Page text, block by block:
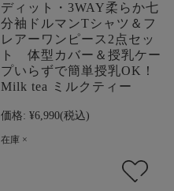
ディット・3WAY柔らか七
分袖ドルマンTシャツ＆フ
レアーワンピース2点セッ
ト 体型カバー＆授乳ケー
プいらずで簡単授乳OK！
Milk tea ミルクティー
価格: ¥6,990(税込)
在庫 ×